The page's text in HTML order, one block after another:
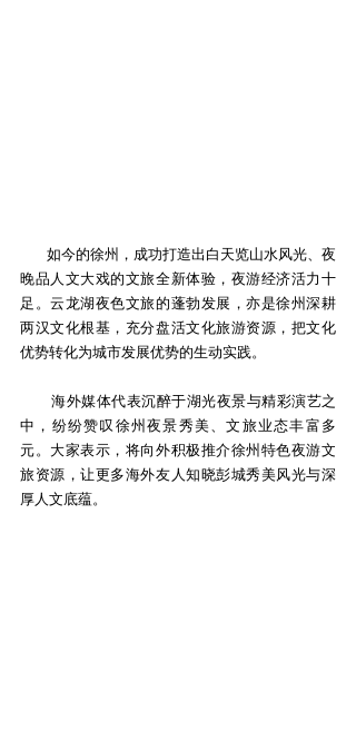
如今的徐州，成功打造出白天览山水风光、夜
晚品人文大戏的文旅全新体验，夜游经济活力十
足。云龙湖夜色文旅的蓬勃发展，亦是徐州深耕
两汉文化根基，充分盘活文化旅游资源，把文化
优势转化为城市发展优势的生动实践。
海外媒体代表沉醉于湖光夜景与精彩演艺之
中，纷纷赞叹徐州夜景秀美、文旅业态丰富多
元。大家表示，将向外积极推介徐州特色夜游文
旅资源，让更多海外友人知晓彭城秀美风光与深
厚人文底蕴。